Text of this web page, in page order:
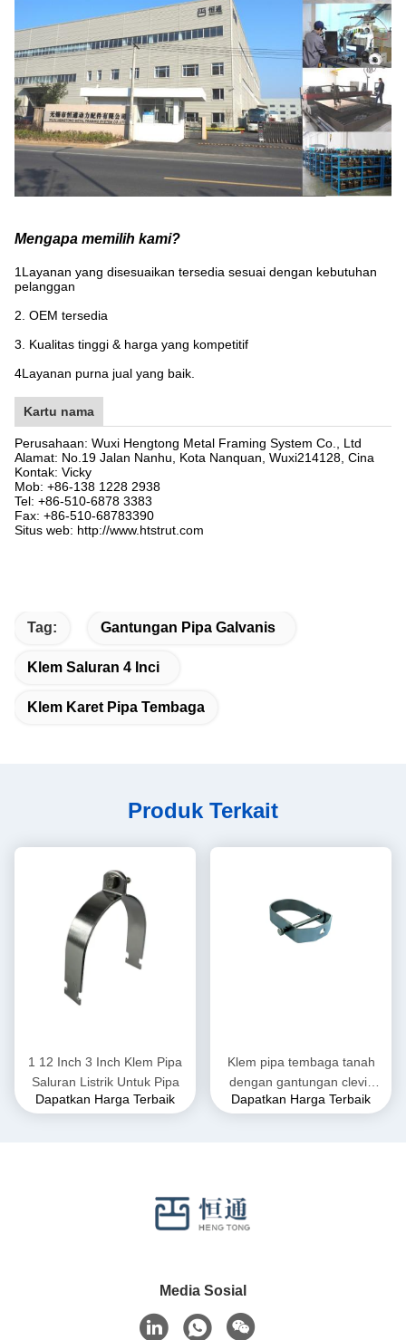
Mengapa memilih kami?
1Layanan yang disesuaikan tersedia sesuai dengan kebutuhan
pelanggan
2. OEM tersedia
3. Kualitas tinggi & harga yang kompetitif
4Layanan purna jual yang baik.
Kartu nama
Perusahaan: Wuxi Hengtong Metal Framing System Co., Ltd
Alamat: No.19 Jalan Nanhu, Kota Nanquan, Wuxi214128 , Cina
Kontak: Vicky
Mob: +86-138 1228 2938
Tel: +86-510-6878 3383
Fax: +86-510-68783390
Situs web: http://www.htstrut.com
Tag: Gantungan Pipa Galvanis
Klem Saluran 4 Inci
Klem Karet Pipa Tembaga
Produk Terkait
1 12 Inch 3 Inch Klem Pipa
Saluran Listrik Untuk Pipa
Dapatkan Harga Terbaik
Klem pipa tembaga tanah
dengan gantungan clevis
karet yang dapat
Dapatkan Harga Terbaik
Media Sosial